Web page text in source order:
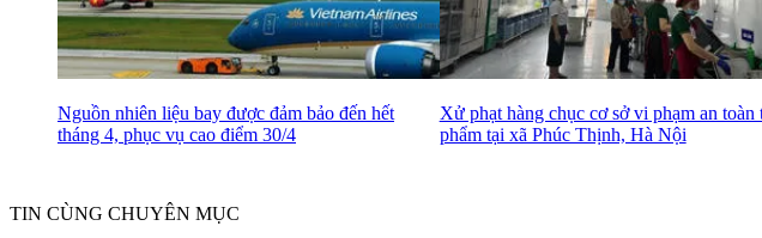
Nguồn nhiên liệu bay được đảm bảo đến hết
tháng 4, phục vụ cao điểm 30/4
Xử phạt hàng chục cơ sở vi phạm an toàn
phẩm tại xã Phúc Thịnh, Hà Nội
TIN CÙNG CHUYÊN MỤC